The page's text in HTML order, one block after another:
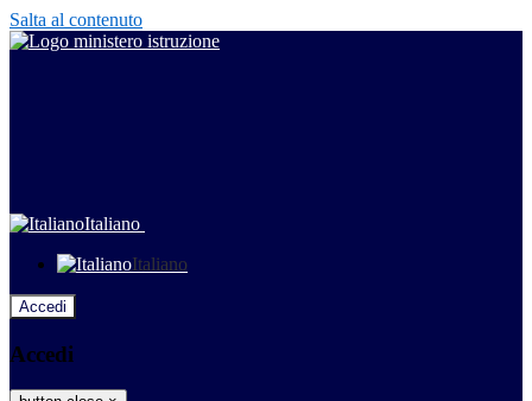
Salta al contenuto
Italiano
Italiano
Accedi
Accedi